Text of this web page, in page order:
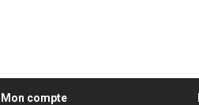
Mon compte